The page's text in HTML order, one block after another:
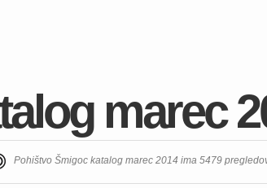
marec
Pohištvo Šmigoc katalog marec 2014 ima 5479